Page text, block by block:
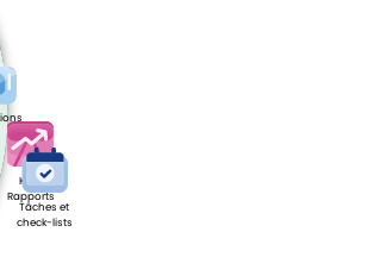
KPI &
Rapports
Tâches et
check-lists